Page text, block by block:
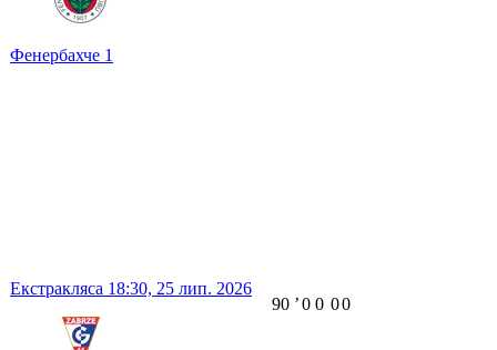
Фенербахче 1
Екстракляса 18:30, 25 лип. 2026
90 ʼ0 0 00